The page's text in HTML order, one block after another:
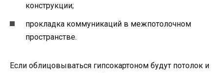
конструкции;
прокладка коммуникаций в межпотолочном
пространстве.
Если облицовываться гипсокартоном будут потолок и